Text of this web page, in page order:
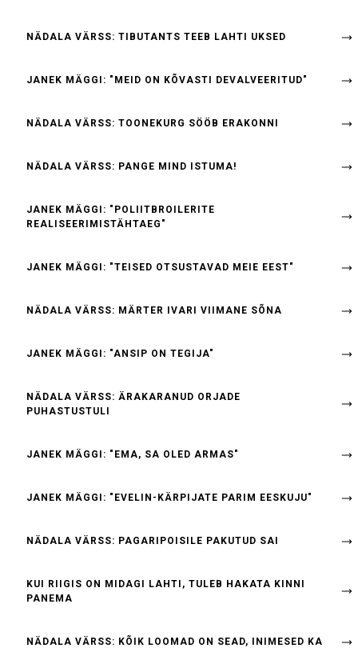
NÄDALA VÄRSS: TIBUTANTS TEEB LAHTI UKSED
JANEK MÄGGI: "MEID ON KÕVASTI DEVALVEERITUD"
NÄDALA VÄRSS: TOONEKURG SÖÖB ERAKONNI
NÄDALA VÄRSS: PANGE MIND ISTUMA!
JANEK MÄGGI: "POLIITBROILERITE
REALISEERIMISTÄHTAEG"
JANEK MÄGGI: "TEISED OTSUSTAVAD MEIE EEST"
NÄDALA VÄRSS: MÄRTER IVARI VIIMANE SÕNA
JANEK MÄGGI: "ANSIP ON TEGIJA"
NÄDALA VÄRSS: ÄRAKARANUD ORJADE
PUHASTUSTULI
JANEK MÄGGI: "EMA, SA OLED ARMAS"
JANEK MÄGGI: "EVELIN-KÄRPIJATE PARIM EESKUJU"
NÄDALA VÄRSS: PAGARIPOISILE PAKUTUD SAI
KUI RIIGIS ON MIDAGI LAHTI, TULEB HAKATA KINNI
PANEMA
NÄDALA VÄRSS: KÕIK LOOMAD ON SEAD, INIMESED KA